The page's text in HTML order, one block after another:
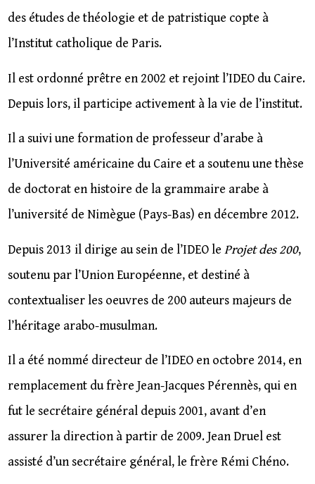
des études de théologie et de patristique copte à
l’Institut catholique de Paris.
Il est ordonné prêtre en 2002 et rejoint l’IDEO du Caire.
Depuis lors, il participe activement à la vie de l’institut.
Il a suivi une formation de professeur d’arabe à
l’Université américaine du Caire et a soutenu une thèse
de doctorat en histoire de la grammaire arabe à
l’université de Nimègue (Pays-Bas) en décembre 2012.
Depuis 2013 il dirige au sein de l’IDEO leProjet des 200,
soutenu par l’Union Européenne, et destiné à
contextualiser les oeuvres de 200 auteurs majeurs de
l’héritage arabo-musulman.
Il a été nommé directeur de l’IDEO en octobre 2014, en
remplacement du frère Jean-Jacques Pérennès, qui en
fut le secrétaire général depuis 2001, avant d’en
assurer la direction à partir de 2009. Jean Druel est
assisté d’un secrétaire général, le frère Rémi Chéno.